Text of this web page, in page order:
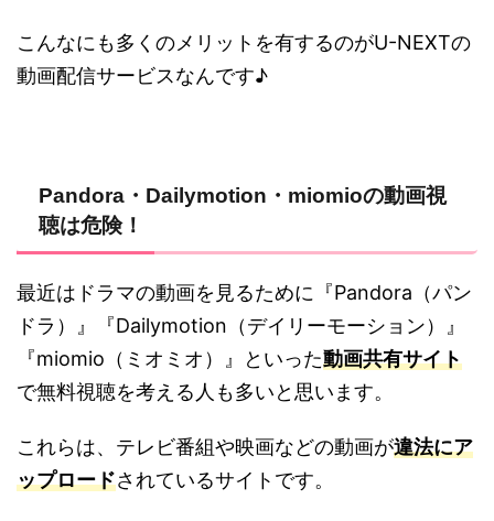
こんなにも多くのメリットを有するのがU-NEXTの
動画配信サービスなんです♪
Pandora・Dailymotion・miomioの動画視
聴は危険！
最近はドラマの動画を見るために『Pandora（パン
ドラ）』『Dailymotion（デイリーモーション）』
『miomio（ミオミオ）』といった動画共有サイト
で無料視聴を考える人も多いと思います。
これらは、テレビ番組や映画などの動画が違法にア
ップロードされているサイトです。